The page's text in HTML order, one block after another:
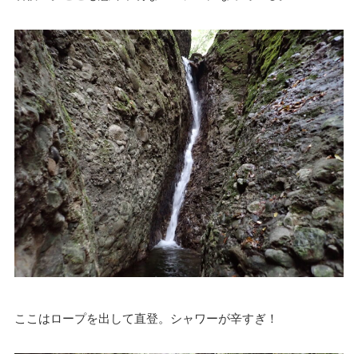
ここはロープを出して直登。シャワーが辛すぎ！